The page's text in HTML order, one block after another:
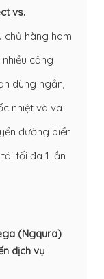
vs.
chủ hàng ham
cảng
dùng ngắn,
nhiệt và va
đường biển
tối đa 1 lần
(Ngqura)
dịch vụ